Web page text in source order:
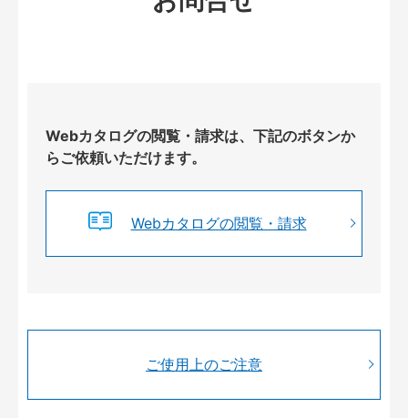
Webカタログの閲覧・請求は、下記のボタンか
らご依頼いただけます。
Webカタログの閲覧・請求
ご使用上のご注意